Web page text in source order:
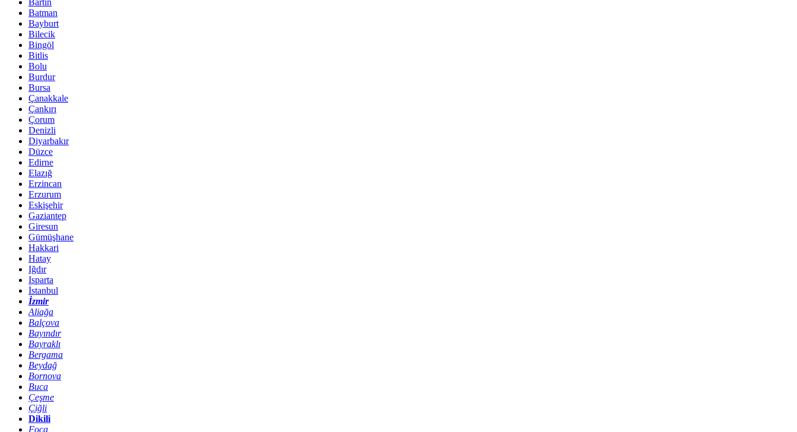
Batman
Bayburt
Bilecik
Bingöl
Bitlis
Bolu
Burdur
Bursa
Çanakkale
Çankırı
Çorum
Denizli
Diyarbakır
Düzce
Edirne
Elazığ
Erzincan
Erzurum
Eskişehir
Gaziantep
Giresun
Gümüşhane
Hakkari
Hatay
Iğdır
Isparta
İstanbul
İzmir
Aliağa
Balçova
Bayındır
Bayraklı
Bergama
Beydağ
Bornova
Buca
Çeşme
Çiğli
Dikili
Foça